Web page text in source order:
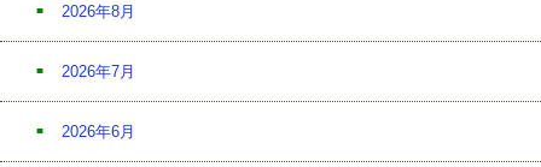
2026年8月
2026年7月
2026年6月